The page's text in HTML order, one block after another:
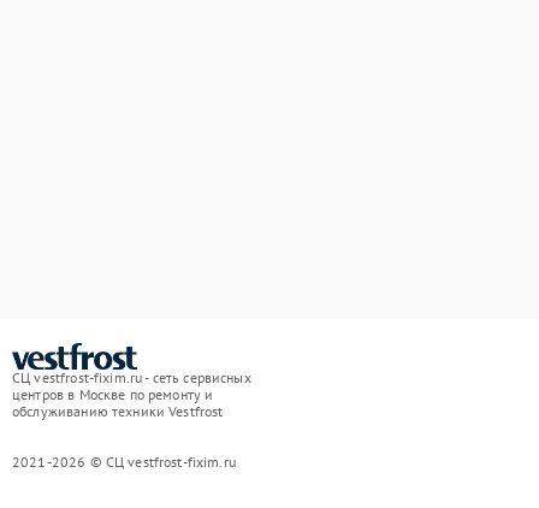
СЦ vestfrost-fixim.ru - сеть сервисных
центров в Москве по ремонту и
обслуживанию техники Vestfrost
2021-2026 © СЦ vestfrost-fixim.ru